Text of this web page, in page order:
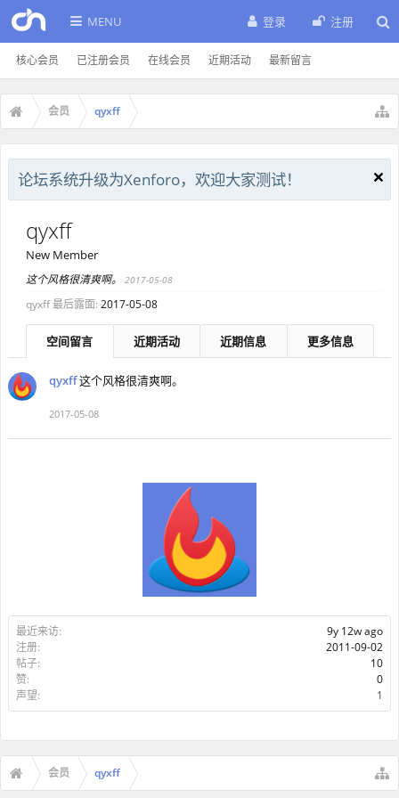
MENU
核心会员 已注册会员 在线会员 近期活动 最新留言
登录 注册
会员 qyxff
论坛系统升级为Xenforo，欢迎大家测试！
最近来访:
9y 12w ago
注册:
2011-09-02
帖子:
10
赞:
0
声望:
1
qyxff
New Member
这个风格很清爽啊。 2017-05-08
qyxff 最后露面: 2017-05-08
空间留言 近期活动 近期信息 更多信息
qyxff这个风格很清爽啊。
2017-05-08
会员 qyxff